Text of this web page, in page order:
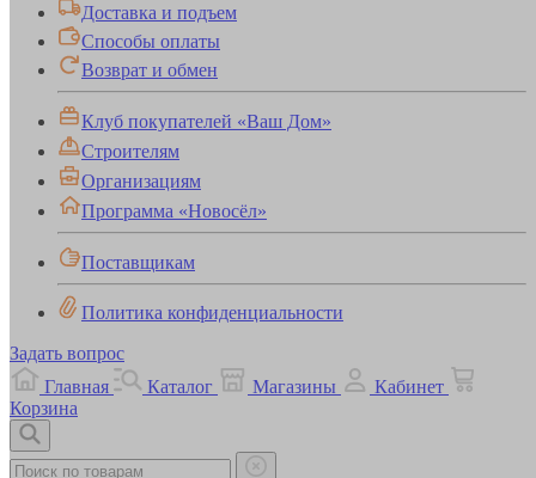
Доставка и подъем
Способы оплаты
Возврат и обмен
Клуб покупателей «Ваш Дом»
Строителям
Организациям
Программа «Новосёл»
Поставщикам
Политика конфиденциальности
Задать вопрос
Главная
Каталог Магазины
Кабинет
Корзина